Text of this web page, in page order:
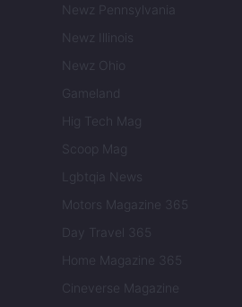
Newz Pennsylvania
Newz Illinois
Newz Ohio
Gameland
Hig Tech Mag
Scoop Mag
Lgbtqia News
Motors Magazine 365
Day Travel 365
Home Magazine 365
Cineverse Magazine